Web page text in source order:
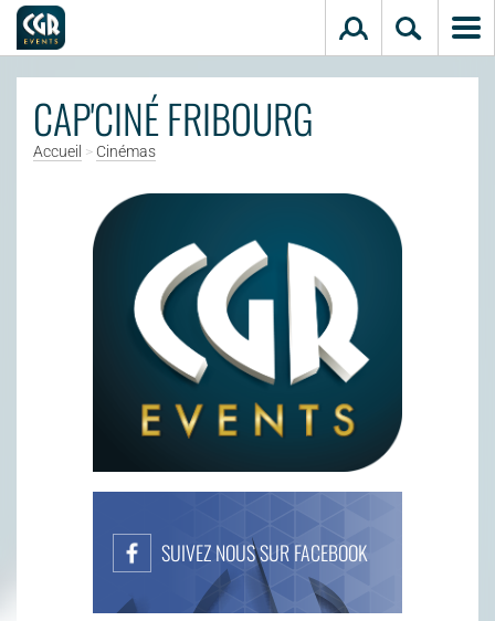
Aller au contenu principal
CAP'CINÉ FRIBOURG
Accueil > Cinémas
SUIVEZ NOUS SUR FACEBOOK